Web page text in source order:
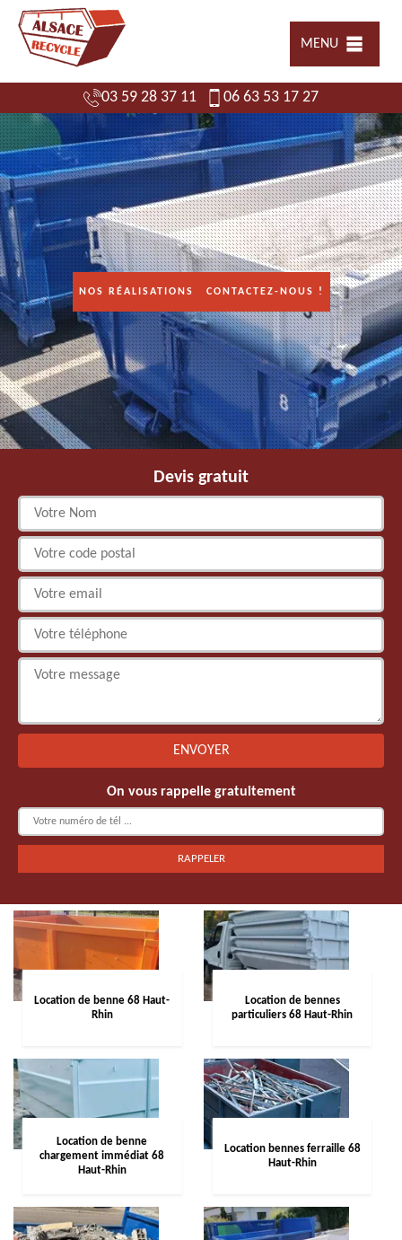
MENU
03 59 28 37 11 06 63 53 17 27
NOS RÉALISATIONS CONTACTEZ-NOUS !
Devis gratuit
On vous rappelle gratuitement
Location de benne 68 Haut-
Rhin
Location de bennes
particuliers 68 Haut-Rhin
Location de benne
chargement immédiat 68
Haut-Rhin
Location bennes ferraille 68
Haut-Rhin